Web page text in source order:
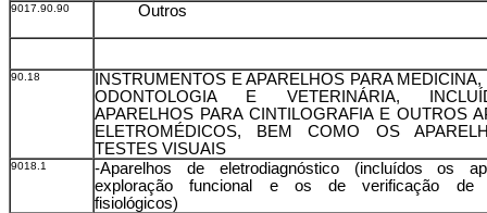
9017.90.90 Outros
90.18
INSTRUMENTOS E APARELHOS PARA
ODONTOLOGIA E VETERINÁRIA,
APARELHOS PARA CINTILOGRAFIA E OUTROS
ELETROMÉDICOS, BEM COMO OS
TESTES VISUAIS
9018.1
-Aparelhos de eletrodiagnóstico (incluídos os
exploração funcional e os de verificação de
fisiológicos)